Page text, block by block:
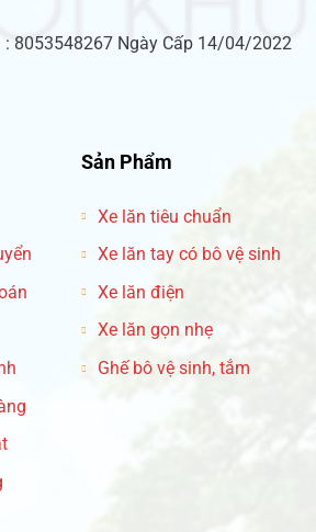
: 8053548267 Ngày Cấp 14/04/2022
Sản Phẩm
Xe lăn tiêu chuẩn
Xe lăn tay có bô vệ sinh
Xe lăn điện
Xe lăn gọn nhẹ
Ghế bô vệ sinh, tắm